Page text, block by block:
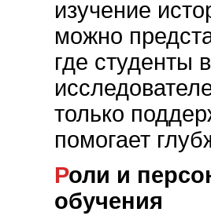
изучение
можно
где студенты
только
помогает
Роли и персонажи в процессе
обучения